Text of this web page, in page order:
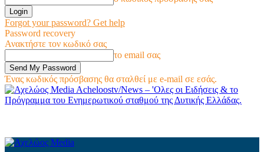
Forgot your password? Get help
Password recovery
Ανακτήστε τον κωδικό σας
το email σας
Ένας κωδικός πρόσβασης θα σταλθεί με e-mail σε εσάς.
Acheloostv/News – 'Ολες οι Ειδήσεις & το
Πρόγραμμα του Ενημερωτικού σταθμού της Δυτικής Ελλάδας.